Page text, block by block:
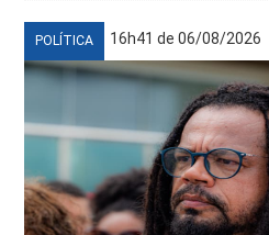
POLÍTICA 16h41 de 06/08/2026